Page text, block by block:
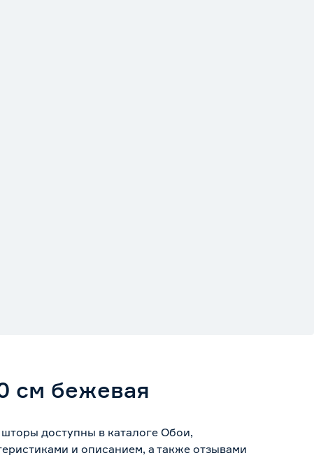
см бежевая
доступны в каталоге Обои,
и описанием, а также отзывами